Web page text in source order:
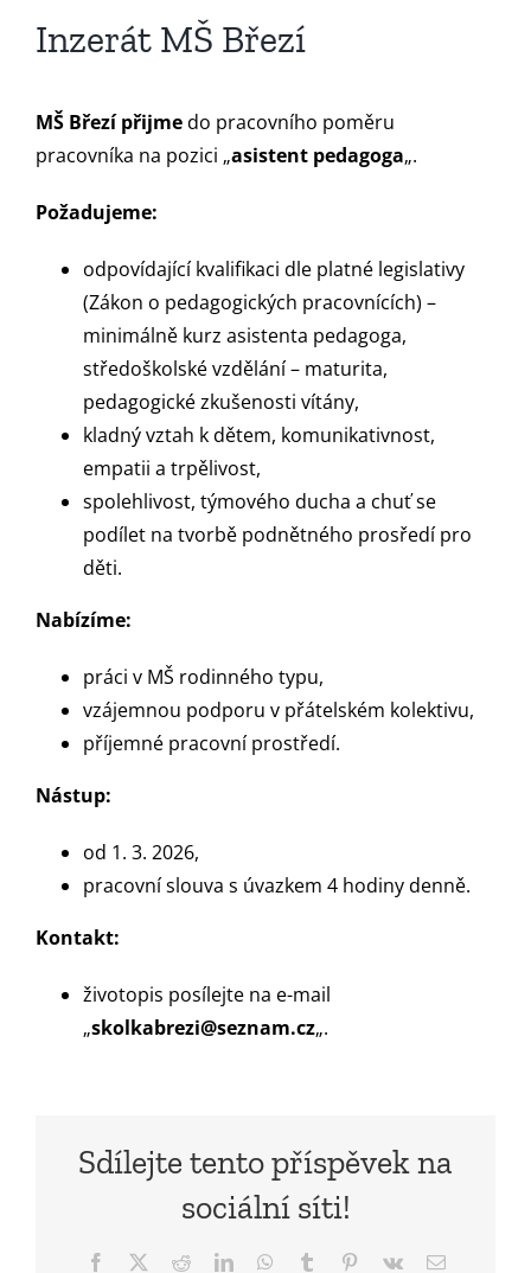
Inzerát MŠ Březí
MŠ Březí přijmedo pracovního poměru
pracovníka na pozici „asistent pedagoga„.
Požadujeme:
odpovídající kvalifikaci dle platné legislativy
(Zákon o pedagogických pracovnících) –
minimálně kurz asistenta pedagoga,
středoškolské vzdělání – maturita,
pedagogické zkušenosti vítány,
kladný vztah k dětem, komunikativnost,
empatii a trpělivost,
spolehlivost, týmového ducha a chuť se
podílet na tvorbě podnětného prosředí pro
děti.
Nabízíme:
práci v MŠ rodinného typu,
vzájemnou podporu v přátelském kolektivu,
příjemné pracovní prostředí.
Nástup:
od 1. 3. 2026,
pracovní slouva s úvazkem 4 hodiny denně.
Kontakt:
životopis posílejte na e-mail
„skolkabrezi@seznam.cz„.
Sdílejte tento příspěvek na
sociální síti!
Facebook RedditLinkedInWhatsApp
Tumblr Pinterest
Vk
E-